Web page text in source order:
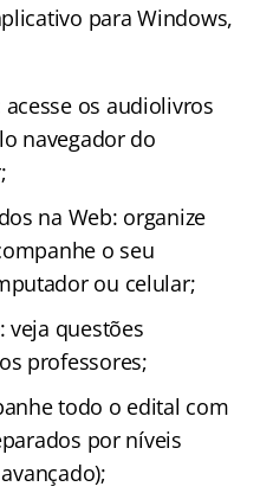
para Windows,
os audiolivros
navegador do
na Web: organize
o seu
ou celular;
veja questões
professores;
todo o edital com
por níveis